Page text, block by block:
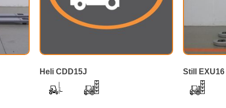
Heli CDD15J Still EXU16